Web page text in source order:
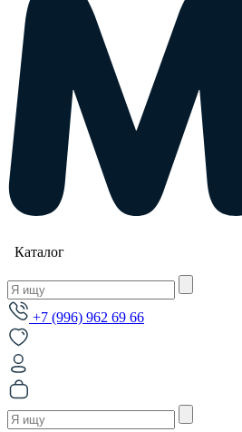
Каталог
+7 (996) 962 69 66